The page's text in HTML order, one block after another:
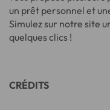
un prêt personnel et
Simulez sur notre site
quelques clics !
CRÉDITS